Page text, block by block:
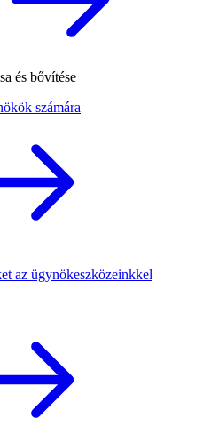
és bővítése
számára
az ügynökeszközeinkkel